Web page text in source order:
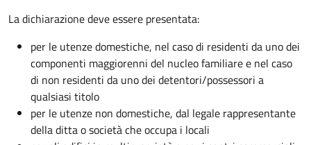
La dichiarazione deve essere presentata:
per le utenze domestiche, nel caso di residenti da uno dei
componenti maggiorenni del nucleo familiare e nel caso
di non residenti da uno dei detentori/possessori a
qualsiasi titolo
per le utenze non domestiche, dal legale rappresentante
della ditta o società che occupa i locali